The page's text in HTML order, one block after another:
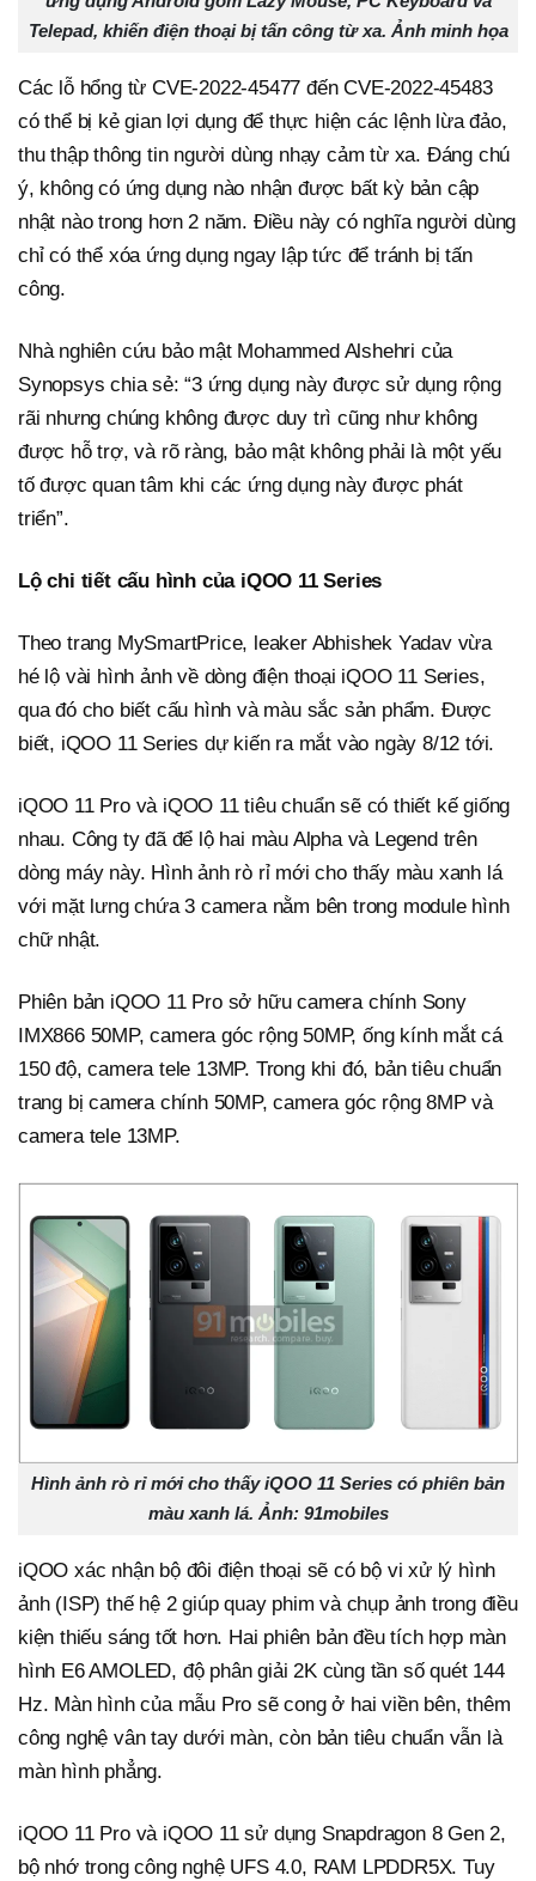
Telepad, khiến điện thoại bị tấn công từ xa. Ảnh minh họa
Các lỗ hổng từ CVE-2022-45477 đến CVE-2022-45483
có thể bị kẻ gian lợi dụng để thực hiện các lệnh lừa đảo,
thu thập thông tin người dùng nhạy cảm từ xa. Đáng chú
ý, không có ứng dụng nào nhận được bất kỳ bản cập
nhật nào trong hơn 2 năm. Điều này có nghĩa người dùng
chỉ có thể xóa ứng dụng ngay lập tức để tránh bị tấn
công.
Nhà nghiên cứu bảo mật Mohammed Alshehri của
Synopsys chia sẻ: “3 ứng dụng này được sử dụng rộng
rãi nhưng chúng không được duy trì cũng như không
được hỗ trợ, và rõ ràng, bảo mật không phải là một yếu
tố được quan tâm khi các ứng dụng này được phát
triển”.
Lộ chi tiết cấu hình của iQOO 11 Series
Theo trang MySmartPrice, leaker Abhishek Yadav vừa
hé lộ vài hình ảnh về dòng điện thoại iQOO 11 Series,
qua đó cho biết cấu hình và màu sắc sản phẩm. Được
biết, iQOO 11 Series dự kiến ra mắt vào ngày 8/12 tới.
iQOO 11 Pro và iQOO 11 tiêu chuẩn sẽ có thiết kế giống
nhau. Công ty đã để lộ hai màu Alpha và Legend trên
dòng máy này. Hình ảnh rò rỉ mới cho thấy màu xanh lá
với mặt lưng chứa 3 camera nằm bên trong module hình
chữ nhật.
Phiên bản iQOO 11 Pro sở hữu camera chính Sony
IMX866 50MP, camera góc rộng 50MP, ống kính mắt cá
150 độ, camera tele 13MP. Trong khi đó, bản tiêu chuẩn
trang bị camera chính 50MP, camera góc rộng 8MP và
camera tele 13MP.
Hình ảnh rò rỉ mới cho thấy iQOO 11 Series có phiên bản
màu xanh lá. Ảnh: 91mobiles
iQOO xác nhận bộ đôi điện thoại sẽ có bộ vi xử lý hình
ảnh (ISP) thế hệ 2 giúp quay phim và chụp ảnh trong điều
kiện thiếu sáng tốt hơn. Hai phiên bản đều tích hợp màn
hình E6 AMOLED, độ phân giải 2K cùng tần số quét 144
Hz. Màn hình của mẫu Pro sẽ cong ở hai viền bên, thêm
công nghệ vân tay dưới màn, còn bản tiêu chuẩn vẫn là
màn hình phẳng.
iQOO 11 Pro và iQOO 11 sử dụng Snapdragon 8 Gen 2,
bộ nhớ trong công nghệ UFS 4.0, RAM LPDDR5X. Tuy